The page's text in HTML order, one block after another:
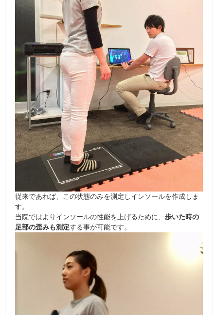
従来であれば、この状態のみを測定しインソールを作成しま
す。
当院ではよりインソールの性能を上げるために、 歩いた時の
足部の歪みも測定する事が可能です。